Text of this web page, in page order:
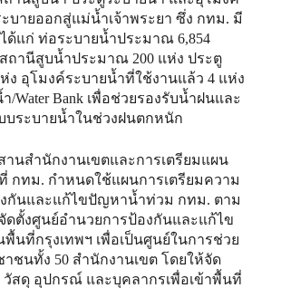
บายออกสู่แม่น้ำเจ้าพระยา ซึ่ง กทม. มี
ด้แก่ ท่อระบายน้ำประมาณ 6,854
ถานีสูบน้ำประมาณ 200 แห่ง ประตู
ง อุโมงค์ระบายน้ำที่ใช้งานแล้ว 4 แห่ง
Water Bank เพื่อช่วยรองรับน้ำฝนและ
บระบายน้ำในช่วงฝนตกหนัก
านสำนักงานเขตและการเตรียมแผน
กทม. กำหนดใช้แผนการเตรียมความ
กันและแก้ไขปัญหาน้ำท่วม กทม. ตาม
ดตั้งศูนย์อำนวยการป้องกันและแก้ไข
นที่กรุงเทพฯ เพื่อเป็นศูนย์ในการช่วย
าชนทั้ง 50 สำนักงานเขต โดยให้จัด
วัสดุ อุปกรณ์ และบุคลากรเพื่อเข้าพื้นที่